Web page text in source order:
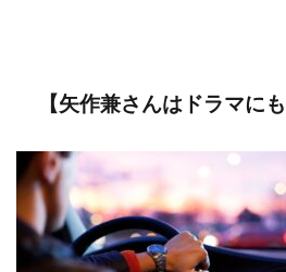
【矢作兼さんはドラマに